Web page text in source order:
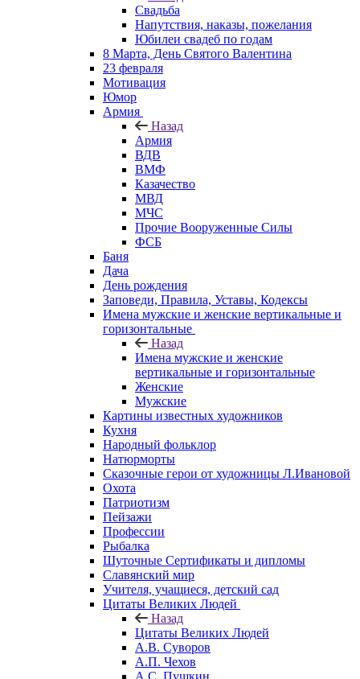
Свадьба
Напутствия, наказы, пожелания
Юбилеи свадеб по годам
8 Марта, День Святого Валентина
23 февраля
Мотивация
Юмор
Армия
Назад
Армия
ВДВ
ВМФ
Казачество
МВД
МЧС
Прочие Вооруженные Силы
ФСБ
Баня
Дача
День рождения
Заповеди, Правила, Уставы, Кодексы
Имена мужские и женские вертикальные и
горизонтальные
Назад
Имена мужские и женские
вертикальные и горизонтальные
Женские
Мужские
Картины известных художников
Кухня
Народный фольклор
Натюрморты
Сказочные герои от художницы Л.Ивановой
Охота
Патриотизм
Пейзажи
Профессии
Рыбалка
Шуточные Сертификаты и дипломы
Славянский мир
Учителя, учащиеся, детский сад
Цитаты Великих Людей
Назад
Цитаты Великих Людей
А.В. Суворов
А.П. Чехов
А.С. Пушкин